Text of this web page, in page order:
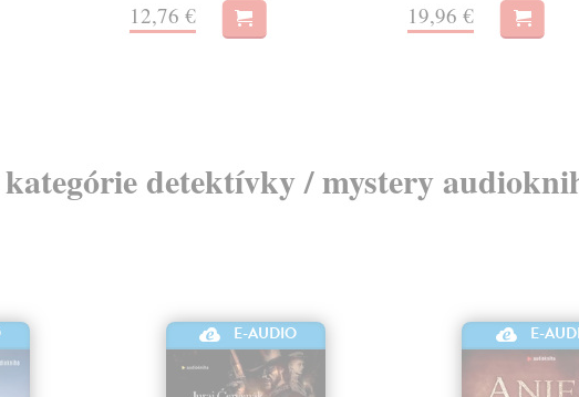
12,76 € 19,96 €
kategórie detektívky / mystery
E-AUDIO E-